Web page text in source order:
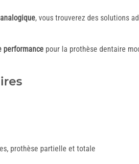
, vous trouverez des solutions
performance pour la prothèse dentaire
prothèse partielle et totale